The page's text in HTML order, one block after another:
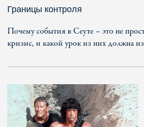
Границы контроля
Почему события в Сеуте – это не
кризис, и какой урок из них должна